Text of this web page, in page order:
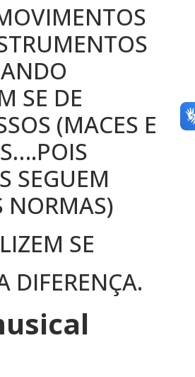
SE DE
(MACES E
SEGUEM
NORMAS)
SE
DIFERENÇA.